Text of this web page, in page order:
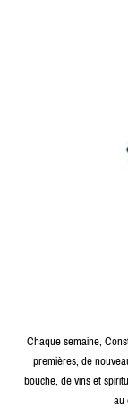
Chaque semaine,
premières, de
bouche, de vins et
au